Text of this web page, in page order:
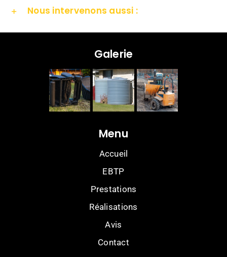
Nous intervenons aussi :
Galerie
Menu
Accueil
EBTP
Prestations
Réalisations
Avis
Contact